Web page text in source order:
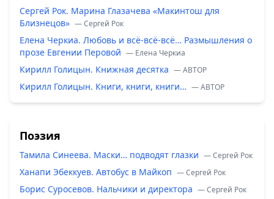
Сергей Рок. Марина Глазачева «Макинтош для
Близнецов» — Сергей Рок
Елена Черкиа. Любовь и всё-всё-всё… Размышления о
прозе Евгении Перовой — Елена Черкиа
Кирилл Голицын. Книжная десятка — ABTOP
Кирилл Голицын. Книги, книги, книги… — ABTOP
Поэзия
Тамила Синеева. Маски… подводят глазки — Сергей Рок
Ханапи Эбеккуев. Автобус в Майкоп — Сергей Рок
Борис Суросевов. Нальчики и директора — Сергей Рок